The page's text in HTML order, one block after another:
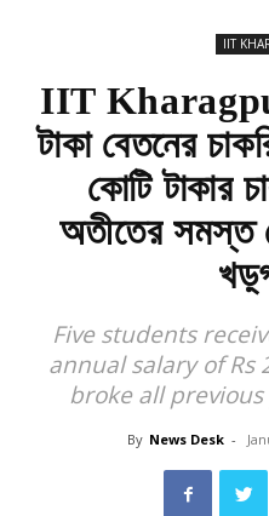
IIT
IIT
টাকা বেতনের
কোটি টাকার
অতীতের সমস্ত
Five students
annual salary of Rs
broke all
By News Desk -